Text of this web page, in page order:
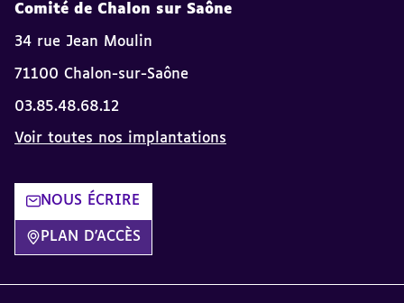
Comité de Chalon sur Saône
34 rue Jean Moulin
71100 Chalon-sur-Saône
03.85.48.68.12
Voir toutes nos implantations
NOUS ÉCRIRE
PLAN D'ACCÈS